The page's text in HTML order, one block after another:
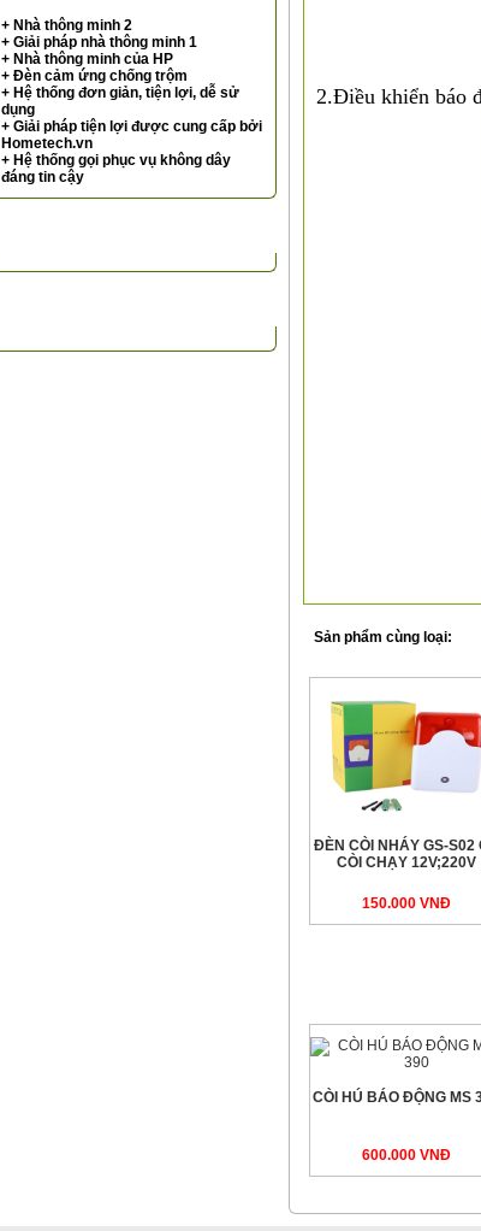
+ Nhà thông minh 2
+ Giải pháp nhà thông minh 1
+ Nhà thông minh của HP
+ Đèn cảm ứng chống trộm
+ Hệ thống đơn giản, tiện lợi, dễ sử
dụng
+ Giải pháp tiện lợi được cung cấp bởi
Hometech.vn
+ Hệ thống gọi phục vụ không dây
đáng tin cậy
2.Điều khiển báo
Sản phẩm cùng loại:
ĐÈN CÒI NHÁY GS-S02
CÒI CHẠY 12V;220V
150.000 VNÐ
CÒI HÚ BÁO ĐỘNG MS
600.000 VNÐ